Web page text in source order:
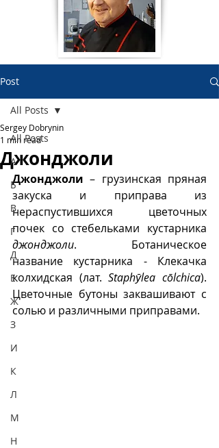
Post
All Posts
А
Б
В
Г
Д
Е
Ж
З
И
К
Л
М
Н
All Posts
Джонджоли
Sergey Dobrynin
1 min read
Джонджоли – грузинская пряная
закуска и приправа из
нераспустившихся цветочных
джонджоли.  Ботаническое
название кустарника - Клекачка
колхидская (лат. Staphȳlea cōlchica).
Цветочные бутоны заквашивают с
солью и различными приправами.